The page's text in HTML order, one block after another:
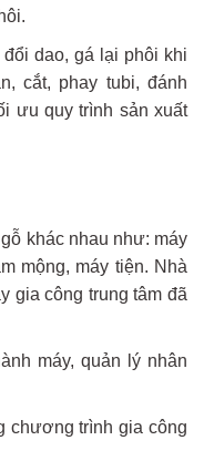
dao, gá lại phôi khi
cắt, phay tubi, đánh
ưu quy trình sản xuất
khác nhau như: máy
mộng, máy tiện. Nhà
gia công trung tâm đã
máy, quản lý nhân
chương trình gia công